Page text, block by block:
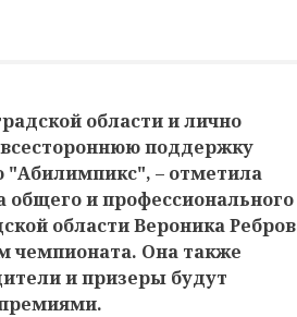
области и лично
поддержку
– отметила
общего и профессионального
области Вероника
чемпионата. Она также
и призеры будут